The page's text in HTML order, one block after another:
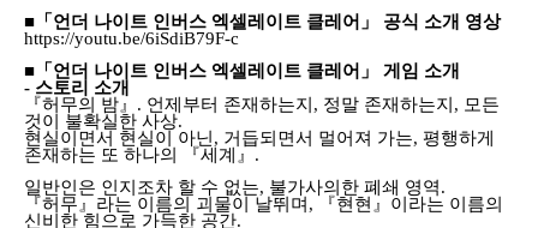
■「언더 나이트 인버스 엑셀레이트 클레어」 공식 소개 영상
https://youtu.be/6iSdiB79F-c
■「언더 나이트 인버스 엑셀레이트 클레어」 게임 소개
- 스토리 소개
『허무의 밤』. 언제부터 존재하는지, 정말 존재하는지, 모든
것이 불확실한 사상.
현실이면서 현실이 아닌, 거듭되면서 멀어져 가는, 평행하게
존재하는 또 하나의 『세계』.
일반인은 인지조차 할 수 없는, 불가사의한 폐쇄 영역.
『허무』라는 이름의 괴물이 날뛰며, 『현현』이라는 이름의
신비한 힘으로 가득한 공간.